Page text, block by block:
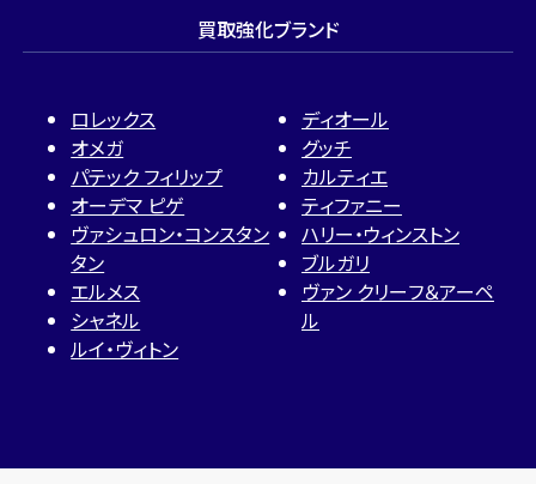
買取強化ブランド
ロレックス
オメガ
パテック フィリップ
オーデマ ピゲ
ヴァシュロン・コンスタン
タン
エルメス
シャネル
ルイ・ヴィトン
ディオール
グッチ
カルティエ
ティファニー
ハリー・ウィンストン
ブルガリ
ヴァン クリーフ＆アーペ
ル